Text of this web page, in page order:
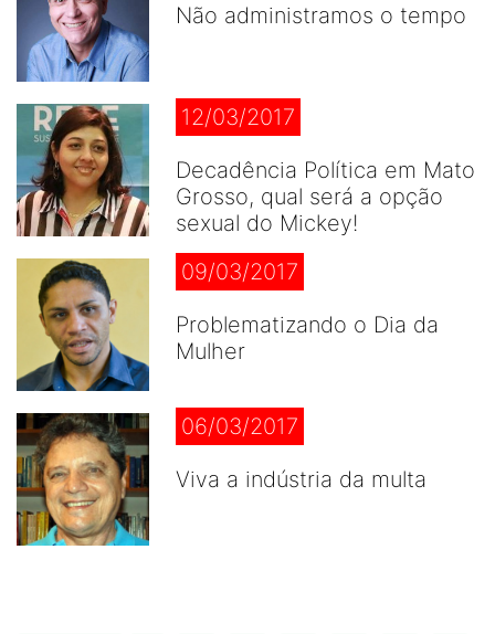
Não administramos o tempo
12/03/2017
Decadência Política em Mato
Grosso, qual será a opção
sexual do Mickey!
09/03/2017
Problematizando o Dia da
Mulher
06/03/2017
Viva a indústria da multa